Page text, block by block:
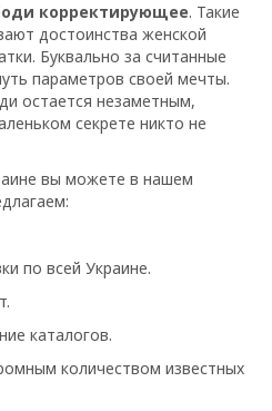
корректирующее. Такие
достоинства женской
Буквально за считанные
параметров своей мечты.
остается незаметным,
секрете никто не
вы можете в нашем
по всей Украине.
каталогов.
количеством известных